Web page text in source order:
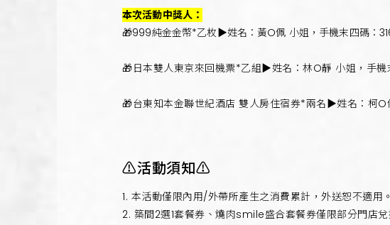
本次活動中獎人：
🎁999純金金幣*乙枚▶姓名：黃O佩 小姐，手機末四碼：
🎁日本雙人東京來回機票*乙組▶姓名：林O靜 小姐，手
🎁台東知本金聯世紀酒店 雙人房住宿券*兩名▶姓名：柯
⚠️活動須知⚠️
1. 本活動僅限內用/外帶所產生之消費累計，外送恕不適用。
2. 築間2選1套餐券、燒肉smile盛合套餐券僅限部分門店